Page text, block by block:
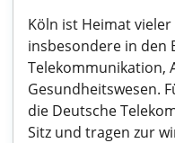
Köln ist Heimat
insbesondere in den
Telekommunikation,
Gesundheitswesen.
die Deutsche
Sitz und tragen zur